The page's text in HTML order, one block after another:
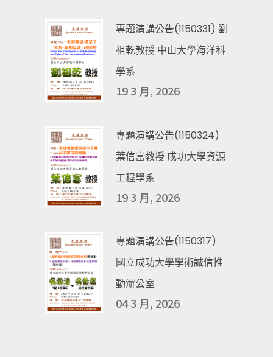
專題演講公告(1150331) 劉
祖乾教授 中山大學海洋科
學系
19 3 月, 2026
專題演講公告(1150324)
葉信富教授 成功大學資源
工程學系
19 3 月, 2026
專題演講公告(1150317)
國立成功大學學術誠信推
動辦公室
04 3 月, 2026